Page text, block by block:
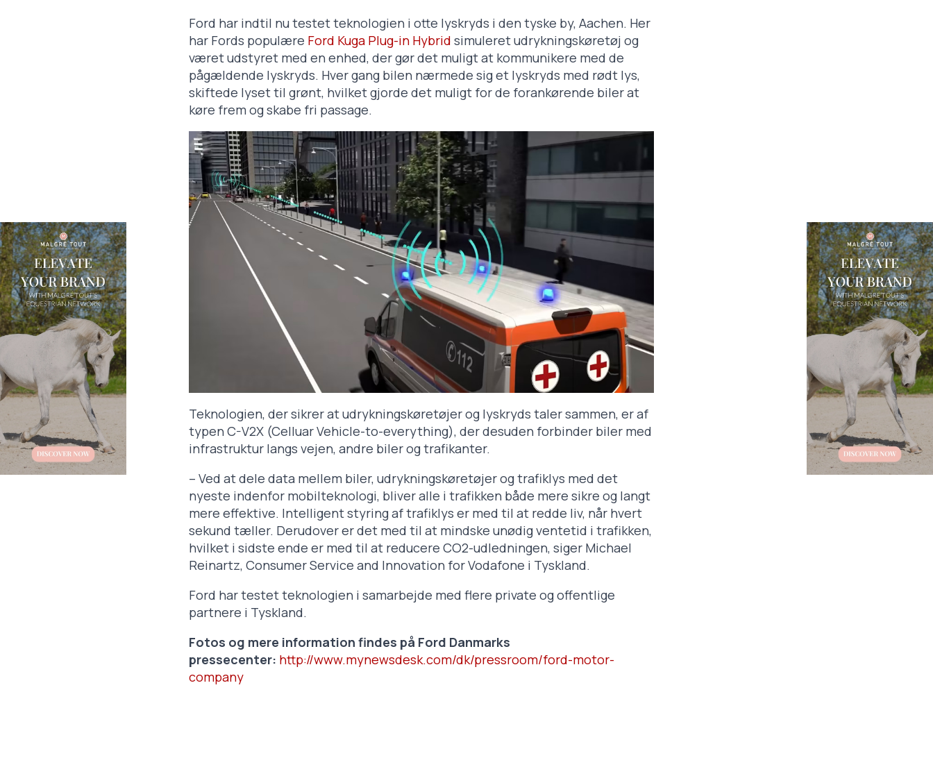
Ford har indtil nu testet teknologien i otte lyskryds i den tyske by, Aachen. Her
har Fords populære Ford Kuga Plug-in Hybrid simuleret udrykningskøretøj og
været udstyret med en enhed, der gør det muligt at kommunikere med de
pågældende lyskryds. Hver gang bilen nærmede sig et lyskryds med rødt lys,
skiftede lyset til grønt, hvilket gjorde det muligt for de forankørende biler at
køre frem og skabe fri passage.
Teknologien, der sikrer at udrykningskøretøjer og lyskryds taler sammen, er af
typen C-V2X (Celluar Vehicle-to-everything), der desuden forbinder biler med
infrastruktur langs vejen, andre biler og trafikanter.
– Ved at dele data mellem biler, udrykningskøretøjer og trafiklys med det
nyeste indenfor mobilteknologi, bliver alle i trafikken både mere sikre og langt
mere effektive. Intelligent styring af trafiklys er med til at redde liv, når hvert
sekund tæller. Derudover er det med til at mindske unødig ventetid i trafikken,
hvilket i sidste ende er med til at reducere CO2-udledningen, siger Michael
Reinartz, Consumer Service and Innovation for Vodafone i Tyskland.
Ford har testet teknologien i samarbejde med flere private og offentlige
partnere i Tyskland.
Fotos og mere information findes på Ford Danmarks
pressecenter: http://www.mynewsdesk.com/dk/pressroom/ford-motor-
company